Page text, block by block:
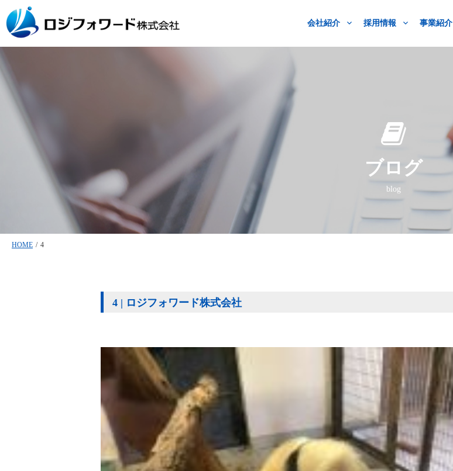
会社紹介 採用情報 事業紹介
ブログ
blog
HOME / 4
4 | ロジフォワード株式会社